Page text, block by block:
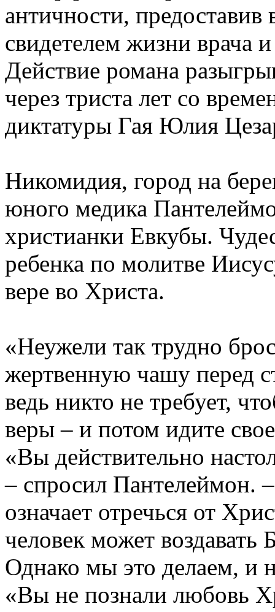
античности, предоставив
свидетелем жизни врача
Действие романа
через триста лет со
диктатуры Гая Юлия
Никомидия, город на
юного медика
христианки Евкубы.
ребенка по молитве
вере во Христа.
«Неужели так трудно
жертвенную чашу перед
ведь никто не требует,
веры – и потом идите
«Вы действительно
– спросил Пантелеймон.
означает отречься от
человек может воздавать
Однако мы это делаем, и
«Вы не познали любовь